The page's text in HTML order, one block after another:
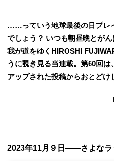
……っていう地球最後の日プレ
でしょう？ いつも朝昼晩とが
我が道をゆくHIROSHI
うに覗き見る当連載。第60回は
アップされた投稿からおとどけ
2023年11月９日——さよなラ